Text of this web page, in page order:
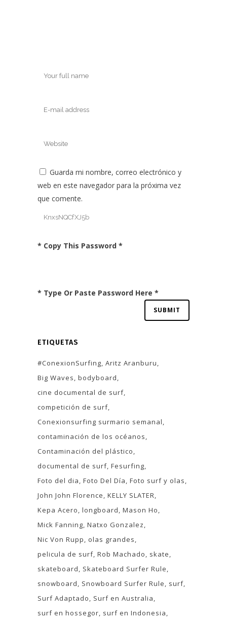
Guarda mi nombre, correo electrónico y
web en este navegador para la próxima vez
que comente.
* Copy This Password *
* Type Or Paste Password Here *
ETIQUETAS
#ConexionSurfing Aritz Aranburu
Big Waves bodyboard
cine documental de surf
competición de surf
Conexionsurfing surmario semanal
contaminación de los océanos
Contaminación del plástico
documental de surf Fesurfing
Foto del dia Foto Del Día Foto surf y olas
John John Florence KELLY SLATER
Kepa Acero longboard Mason Ho
Mick Fanning Natxo Gonzalez
Nic Von Rupp
olas grandes
pelicula de surf Rob Machado
skate
skateboard
Skateboard Surfer Rule
snowboard
Snowboard Surfer Rule
surf
Surf Adaptado
Surf en Australia
surf en hossegor surf en Indonesia